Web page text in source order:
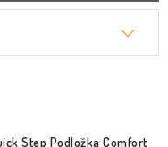
Step Podložka Comfort